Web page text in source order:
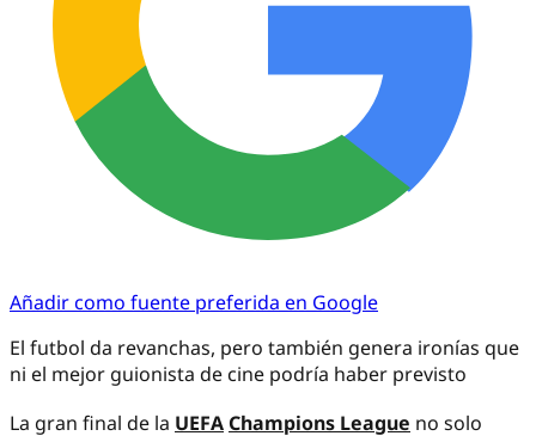
Añadir como fuente preferida en Google
El futbol da revanchas, pero también genera ironías que
ni el mejor guionista de cine podría haber previsto
La gran final de la UEFA Champions League no solo